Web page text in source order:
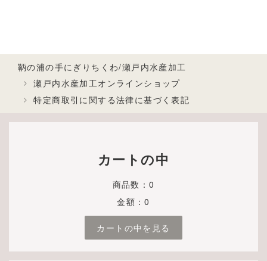
鞆の浦の手にぎりちくわ/瀬戸内水産加工
瀬戸内水産加工オンラインショップ
特定商取引に関する法律に基づく表記
カートの中
商品数：0
金額：0
カートの中を見る